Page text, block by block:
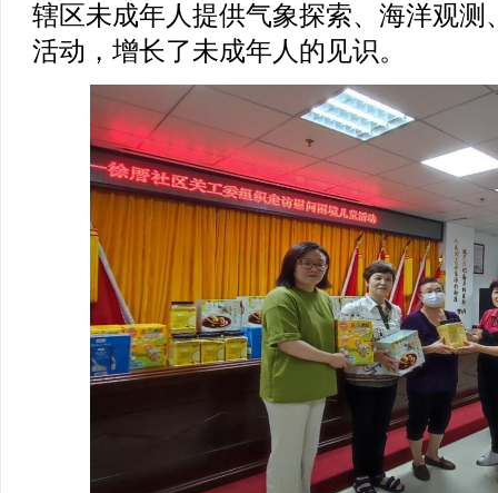
辖区未成年人提供气象探索、海洋观
活动，增长了未成年人的见识。